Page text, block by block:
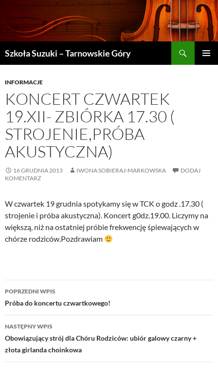
Szkoła Suzuki – Tarnowskie Góry
TREŚCI
INFORMACJE
KONCERT CZWARTEK
19.XII- ZBIÓRKA 17.30 (
STROJENIE,PRÓBA
AKUSTYCZNA)
16 GRUDNIA 2013 IWONA SOBIERAJ-MARKOWSKA
DODAJ
KOMENTARZ
W czwartek 19 grudnia spotykamy się w TCK o godz .17.30 (
strojenie i próba akustyczna). Koncert g0dz.19.00. Liczymy na
większą, niż na ostatniej próbie frekwencję śpiewających w
chórze rodziców.Pozdrawiam
Nawigacja
wpisu
POPRZEDNI WPIS
Próba do koncertu czwartkowego!
NASTĘPNY WPIS
Obowiązujący strój dla Chóru Rodziców: ubiór galowy czarny +
złota girlanda choinkowa